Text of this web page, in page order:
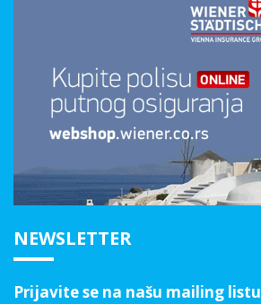
NEWSLETTER
Prijavite se na našu mailing listu